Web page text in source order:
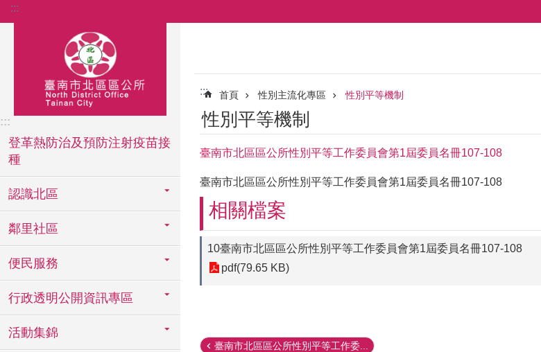
跳到主要內容區塊
:::
:::
登革熱防治及預防注射疫苗接
種
認識北區
鄰里社區
便民服務
行政透明公開資訊專區
活動集錦
::: 首頁 性別主流化專區 性別平等機制
性別平等機制
臺南市北區區公所性別平等工作委員會第1屆委員名冊107-108
臺南市北區區公所性別平等工作委員會第1屆委員名冊107-108
相關檔案
10臺南市北區區公所性別平等工作委員會第1屆委員名冊107-108
pdf(79.65 KB)
臺南市北區區公所性別平等工作委...